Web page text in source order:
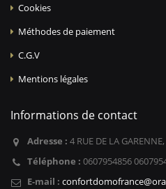
Cookies
Méthodes de paiement
C.G.V
Mentions légales
Informations de contact
Adresse : 4 RUE DE LA
Téléphone : 0607954856
E-mail :